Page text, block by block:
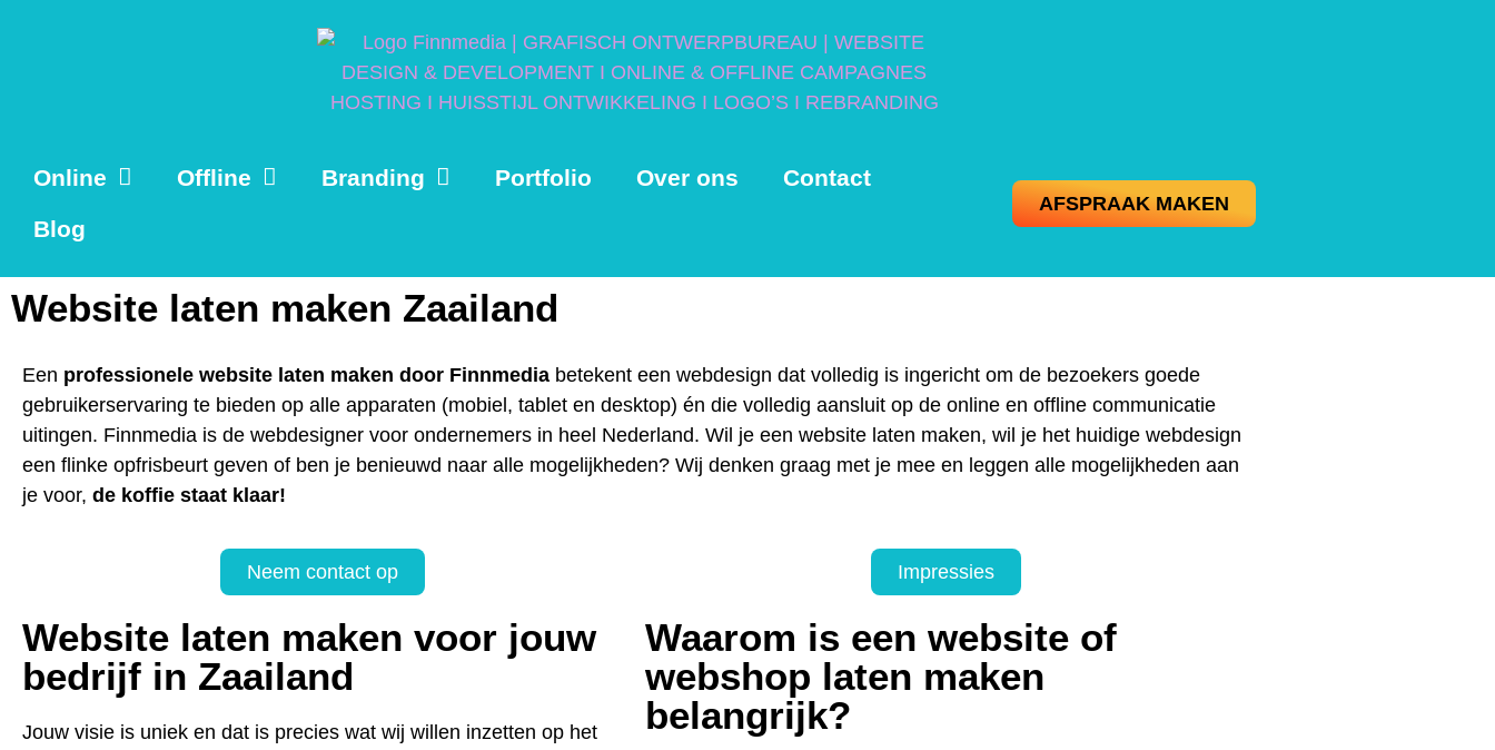
Online Offline Branding Portfolio Over ons Contact
Blog
AFSPRAAK MAKEN
Website laten maken Zaailand
Een professionele website laten maken door Finnmedia betekent een webdesign dat volledig is ingericht om de bezoekers goede
gebruikerservaring te bieden op alle apparaten (mobiel, tablet en desktop) én die volledig aansluit op de online en offline communicatie
uitingen. Finnmedia is de webdesigner voor ondernemers in heel Nederland. Wil je een website laten maken, wil je het huidige webdesign
een flinke opfrisbeurt geven of ben je benieuwd naar alle mogelijkheden? Wij denken graag met je mee en leggen alle mogelijkheden aan
je voor, de koffie staat klaar!
Neem contact op Impressies
Website laten maken voor jouw
bedrijf in Zaailand
Jouw visie is uniek en dat is precies wat wij willen inzetten op het
Waarom is een website of
webshop laten maken
belangrijk?